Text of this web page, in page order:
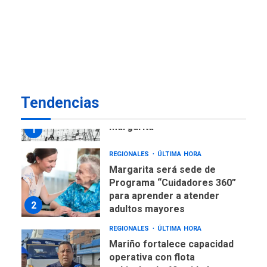
Tendencias
1
Margarita
2
REGIONALES ÚLTIMA HORA
Margarita será sede de
Programa “Cuidadores 360”
para aprender a atender
adultos mayores
REGIONALES ÚLTIMA HORA
Mariño fortalece capacidad
operativa con flota